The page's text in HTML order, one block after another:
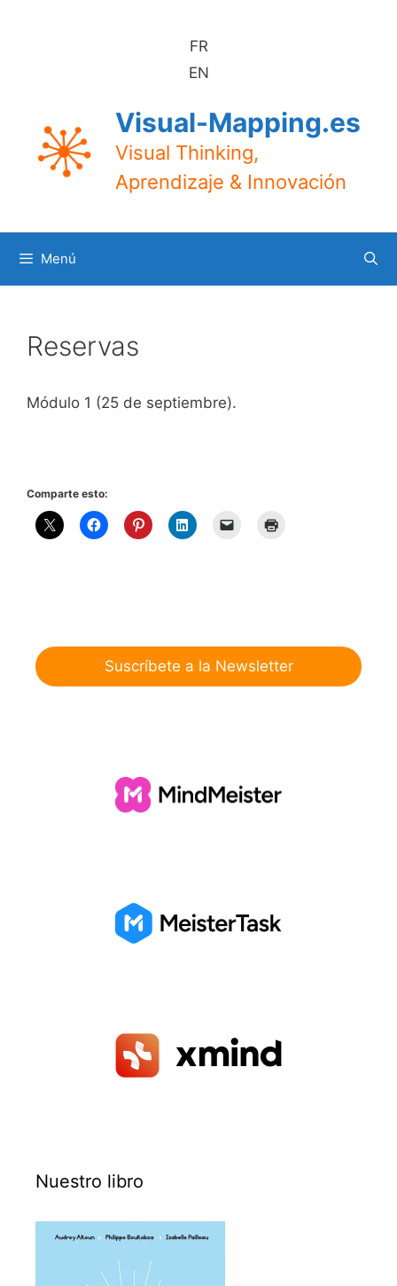
FR
EN
Visual-Mapping.es
Visual Thinking,
Aprendizaje & Innovación
Menú
Reservas
Módulo 1 (25 de septiembre).
Comparte esto:
Suscríbete a la Newsletter
Nuestro libro